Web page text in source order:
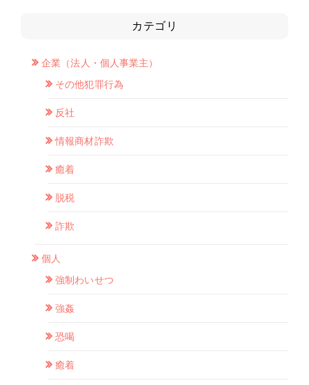
カテゴリ
企業（法人・個人事業主）
その他犯罪行為
反社
情報商材詐欺
癒着
脱税
詐欺
個人
強制わいせつ
強姦
恐喝
癒着